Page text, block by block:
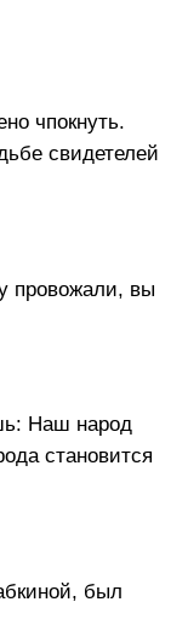
чпокнуть.
свидетелей
провожали, вы
Наш народ
становится
был